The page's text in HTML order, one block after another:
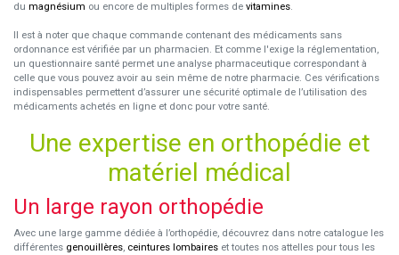
du magnésium ou encore de multiples formes de vitamines.
Il est à noter que chaque commande contenant des médicaments sans
ordonnance est vérifiée par un pharmacien. Et comme l'exige la réglementation,
un questionnaire santé permet une analyse pharmaceutique correspondant à
celle que vous pouvez avoir au sein même de notre pharmacie. Ces vérifications
indispensables permettent d’assurer une sécurité optimale de l’utilisation des
médicaments achetés en ligne et donc pour votre santé.
Une expertise en orthopédie et
matériel médical
Un large rayon orthopédie
Avec une large gamme dédiée à l’orthopédie, découvrez dans notre catalogue les
différentes genouillères, ceintures lombaires et toutes nos attelles pour tous les